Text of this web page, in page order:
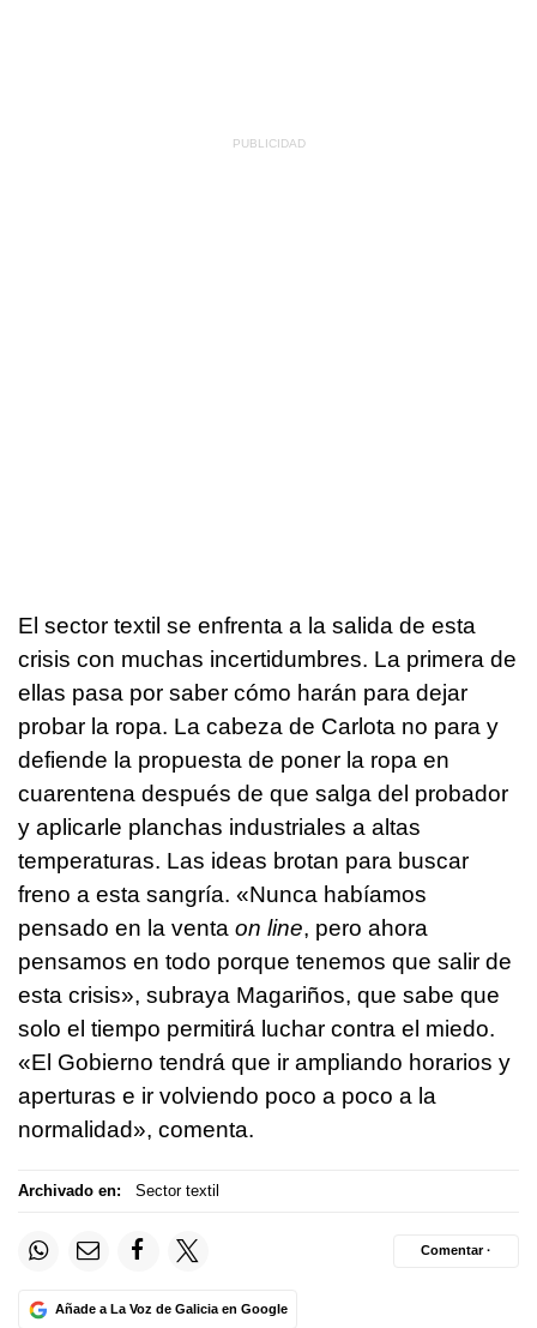
El sector textil se enfrenta a la salida de esta
crisis con muchas incertidumbres. La primera de
ellas pasa por saber cómo harán para dejar
probar la ropa. La cabeza de Carlota no para y
defiende la propuesta de poner la ropa en
cuarentena después de que salga del probador
y aplicarle planchas industriales a altas
temperaturas. Las ideas brotan para buscar
freno a esta sangría. «Nunca habíamos
pensado en la venta on line, pero ahora
pensamos en todo porque tenemos que salir de
esta crisis», subraya Magariños, que sabe que
solo el tiempo permitirá luchar contra el miedo.
«El Gobierno tendrá que ir ampliando horarios y
aperturas e ir volviendo poco a poco a la
normalidad», comenta.
Archivado en: Sector textil
Añade a La Voz de Galicia en Google
Comentar ·